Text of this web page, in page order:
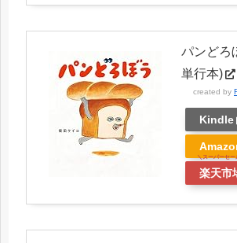
パンどろ
単行本)
created by
Kindle
楽天市